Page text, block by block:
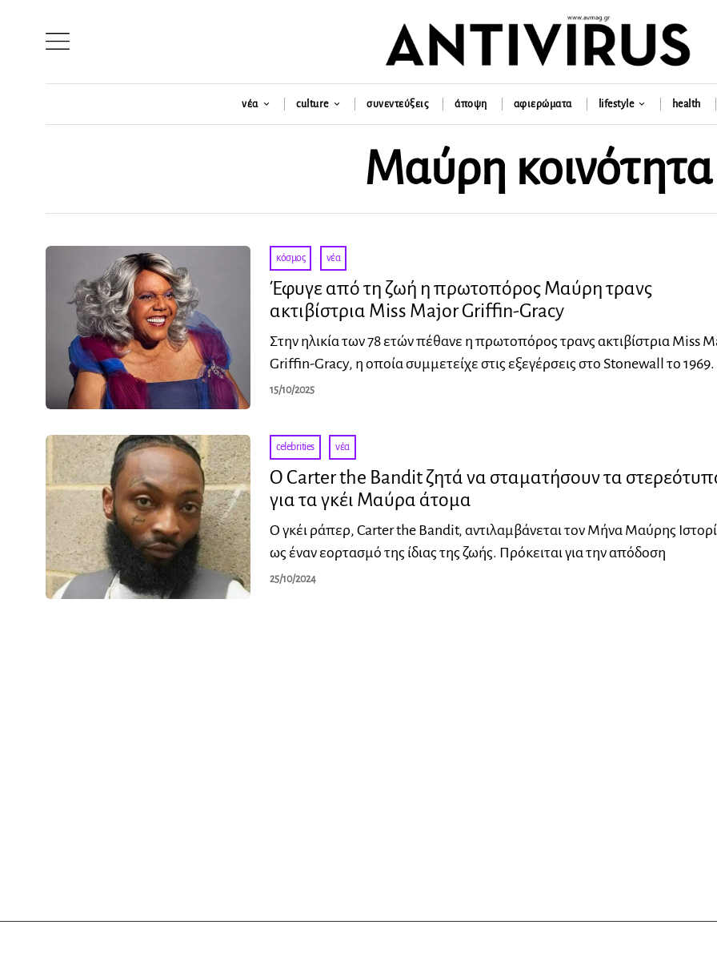
νέα culture συνεντεύξεις άποψη αφιερώματα lifestyle health
Μαύρη κοινότητα
κόσμος · νέα
Έφυγε από τη ζωή η πρωτοπόρος Μαύρη τρανς
ακτιβίστρια Miss Major Griffin-Gracy
Στην ηλικία των 78 ετών πέθανε η πρωτοπόρος τρανς ακτιβίστρια Miss
Griffin-Gracy, η οποία συμμετείχε στις εξεγέρσεις στο Stonewall το 1969.
15/10/2025
celebrities · νέα
Ο Carter the Bandit ζητά να σταματήσουν τα
για τα γκέι Μαύρα άτομα
Ο γκέι ράπερ, Carter the Bandit, αντιλαμβάνεται τον Μήνα Μαύρης
ως έναν εορτασμό της ίδιας της ζωής. Πρόκειται για την απόδοση
25/10/2024